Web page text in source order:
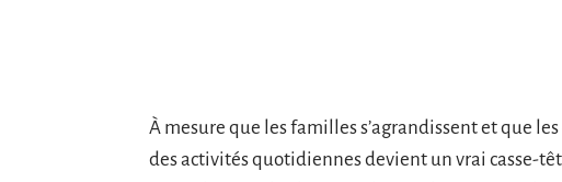
À mesure que les familles s’agrandissent et que
des activités quotidiennes devient un vrai casse-